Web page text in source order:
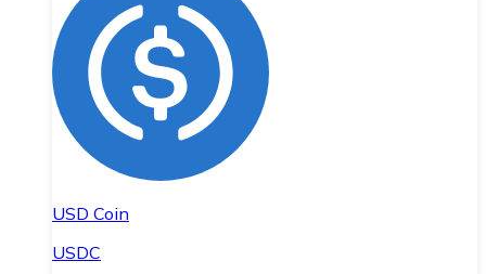
USD Coin
USDC